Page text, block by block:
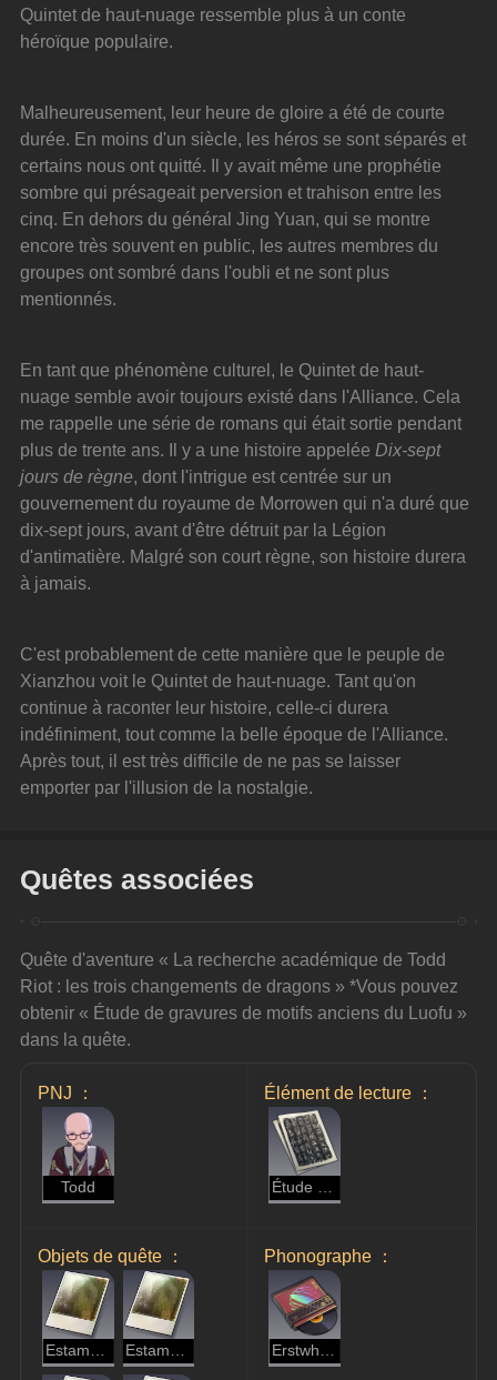
Quintet de haut-nuage ressemble plus à un conte
héroïque populaire.
Malheureusement, leur heure de gloire a été de courte
durée. En moins d'un siècle, les héros se sont séparés et
certains nous ont quitté. Il y avait même une prophétie
sombre qui présageait perversion et trahison entre les
cinq. En dehors du général Jing Yuan, qui se montre
encore très souvent en public, les autres membres du
groupes ont sombré dans l'oubli et ne sont plus
mentionnés.
En tant que phénomène culturel, le Quintet de haut-
nuage semble avoir toujours existé dans l'Alliance. Cela
me rappelle une série de romans qui était sortie pendant
plus de trente ans. Il y a une histoire appelée Dix-sept
jours de règne, dont l'intrigue est centrée sur un
gouvernement du royaume de Morrowen qui n'a duré que
dix-sept jours, avant d'être détruit par la Légion
d'antimatière. Malgré son court règne, son histoire durera
à jamais.
C'est probablement de cette manière que le peuple de
Xianzhou voit le Quintet de haut-nuage. Tant qu'on
continue à raconter leur histoire, celle-ci durera
indéfiniment, tout comme la belle époque de l'Alliance.
Après tout, il est très difficile de ne pas se laisser
emporter par l'illusion de la nostalgie.
Quêtes associées
Quête d'aventure « La recherche académique de Todd
Riot : les trois changements de dragons » *Vous pouvez
obtenir « Étude de gravures de motifs anciens du Luofu »
dans la quête.
PNJ ：
Todd
Élément de lecture ：
Étude de gravures de motifs anciens du Luofu
Objets de quête ：
Estampe de marque de la Guilde (I) Estampe de marque de la Guilde (II)
Phonographe ：
Erstwhile Resonance